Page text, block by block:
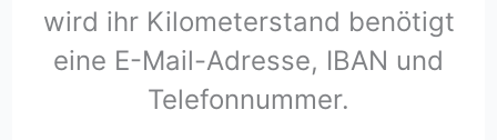
wird ihr Kilometerstand benötigt
eine E-Mail-Adresse, IBAN und
Telefonnummer.